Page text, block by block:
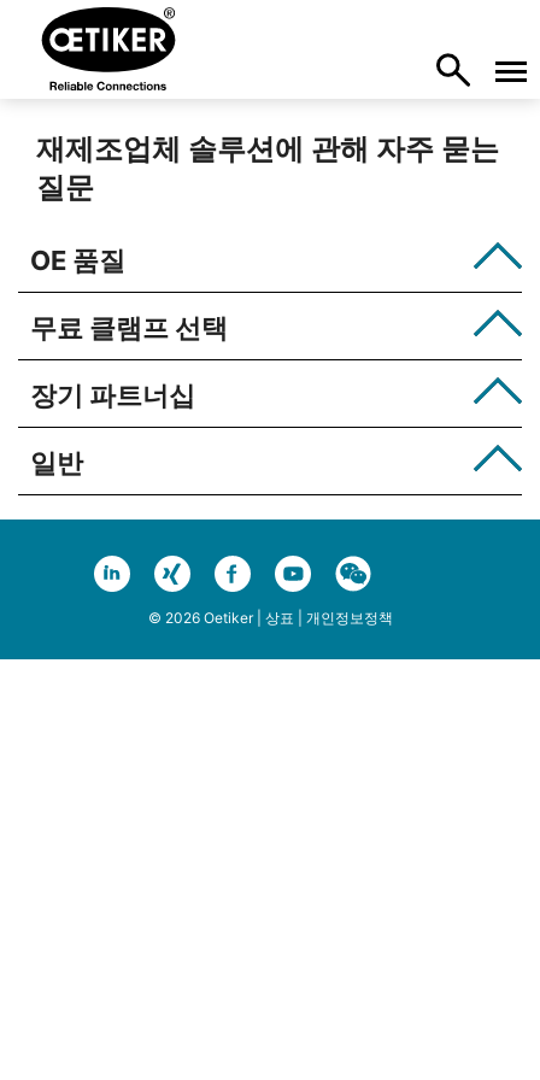
재제조업체 솔루션에 관해 자주 묻는
질문
OE 품질
무료 클램프 선택
장기 파트너십
일반
© 2026 Oetiker | 상표 개인정보정책